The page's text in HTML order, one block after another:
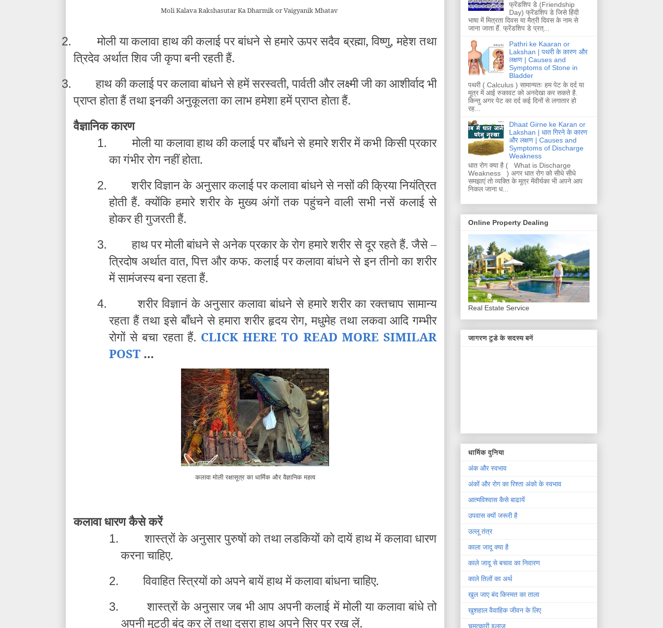
Moli Kalava Rakshasutar Ka Dharmik or Vaigyanik Mhatav
2.
मोली या कलावा हाथ की कलाई पर बांधने से हमारे ऊपर सदैव ब्रह्मा, विष्णु, महेश तथा
त्रिदेव अर्थात शिव जी कृपा बनी रहती हैं.
3.
हाथ की कलाई पर कलावा बांधने से हमें सरस्वती, पार्वती और लक्ष्मी जी का आशीर्वाद भी
प्राप्त होता हैं तथा इनकी अनुकूलता का लाभ हमेशा हमें प्राप्त होता हैं.
वैज्ञानिक कारण
1.
मोली या कलावा हाथ की कलाई पर बाँधने से हमारे शरीर में कभी किसी प्रकार
का गंभीर रोग नहीं होता.
2.
शरीर विज्ञान के अनुसार कलाई पर कलावा बांधने से नसों की क्रिया नियंत्रित
होती हैं. क्योंकि हमारे शरीर के मुख्य अंगों तक पहुंचने वाली सभी नसें कलाई से
होकर ही गुजरती हैं.
3.
हाथ पर मोली बांधने से अनेक प्रकार के रोग हमारे शरीर से दूर रहते हैं. जैसे –
त्रिदोष अर्थात वात, पित्त और कफ. कलाई पर कलावा बांधने से इन तीनो का शरीर
में सामंजस्य बना रहता हैं.
4.
शरीर विज्ञानं के अनुसार कलावा बांधने से हमारे शरीर का रक्तचाप सामान्य
रहता हैं तथा इसे बाँधने से हमारा शरीर हृदय रोग, मधुमेह तथा लकवा आदि गम्भीर
रोगों से बचा रहता हैं. CLICK HERE TO READ MORE SIMILAR
POST ...
कलावा मोली रक्षासूत्र का धार्मिक और वैज्ञानिक महत्व
कलावा धारण कैसे करें
1.
शास्त्रों के अनुसार पुरुषों को तथा लडकियों को दायें हाथ में कलावा धारण
करना चाहिए.
2. विवाहित स्त्रियों को अपने बायें हाथ में कलावा बांधना चाहिए.
3.
शास्त्रों के अनुसार जब भी आप अपनी कलाई में मोली या कलावा बांधे तो
अपनी मुट्ठी बंद कर लें तथा दूसरा हाथ अपने सिर पर रख लें.
फ्रेंडशिप डे (Friendship
Day) फ्रेंडशिप डे जिसे हिंदी
भाषा में मित्रता दिवस या मैत्री दिवस के नाम से
जाना जाता हैं. फ्रेंडशिप डे प्रत्...
Pathri ke Kaaran or
Lakshan | पथरी के कारण और
लक्षण | Causes and
Symptoms of Stone in
Bladder
पथरी ( Calculus ) सामान्यतः हम पेट के दर्द या
मूत्र में आई रुकावट को अनदेखा कर सकते है.
किन्तु अगर पेट का दर्द कई दिनों से लगातार हो
रह...
Dhaat Girne ke Karan or
Lakshan | धात गिरने के कारण
और लक्षण | Causes and
Symptoms of Discharge
Weakness
धात रोग क्या है ( What is Discharge
Weakness ) अगर धात रोग को सीधे सीधे
समझाएं तो व्यक्ति के मूत्र मेंवीर्यका भी अपने आप
निकल जाना ध...
Online Property Dealing
Real Estate Service
जागरण टुडे के सदस्य बनें
धार्मिक दुनिया
अंक और स्वभाव
अंकों और रोग का रिश्ता अंको के स्वभाव
आत्मविश्वास कैसे बाढायें
उपवास क्यों जरूरी है
उल्लू तंत्र
काला जादू क्या है
काले जादू से बचाव का निवारण
काले तिलों का अर्थ
खुल जाए बंद किस्मत का ताला
खुशहाल वैवाहिक जीवन के लिए
चमत्कारी इलाज